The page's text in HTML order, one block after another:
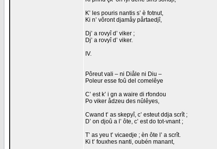
K’ les pouris nantis s’ è fotnut,
Ki n’ vôront djamåy pårtaedjî,
Dj’ a rovyî d’ viker ;
Dj’ a rovyî d’ viker.
IV.
Pôreut vali ‒ ni Diåle ni Diu ‒
Poleur esse foû del comelêye
C’ est k’ i gn a waire di rfondou
Po viker ådzeu des nûlêyes,
Cwand t’ as skepyî, c’ esteut ddja scrît ;
D’ on djoû a l’ ôte, c’ est do tot-vnant ;
T’ as yeu t’ vicaedje ; èn ôte l’ a scrît.
Ki t’ fouxhes nanti, oubén manant,